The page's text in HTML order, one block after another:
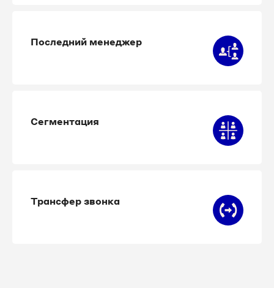
Последний менеджер
Сегментация
Трансфер звонка